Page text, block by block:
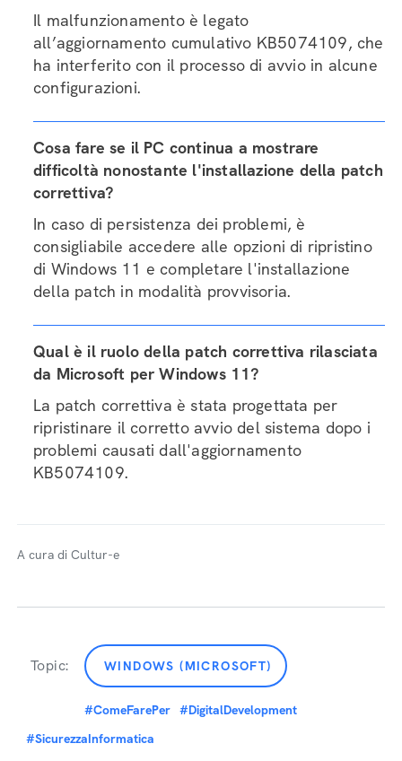
Il malfunzionamento è legato
all’aggiornamento cumulativo KB5074109, che
ha interferito con il processo di avvio in alcune
configurazioni.
Cosa fare se il PC continua a mostrare
difficoltà nonostante l'installazione della patch
correttiva?
In caso di persistenza dei problemi, è
consigliabile accedere alle opzioni di ripristino
di Windows 11 e completare l'installazione
della patch in modalità provvisoria.
Qual è il ruolo della patch correttiva rilasciata
da Microsoft per Windows 11?
La patch correttiva è stata progettata per
ripristinare il corretto avvio del sistema dopo i
problemi causati dall'aggiornamento
KB5074109.
A cura di Cultur-e
Topic: WINDOWS (MICROSOFT)
#ComeFarePer #DigitalDevelopment
#SicurezzaInformatica